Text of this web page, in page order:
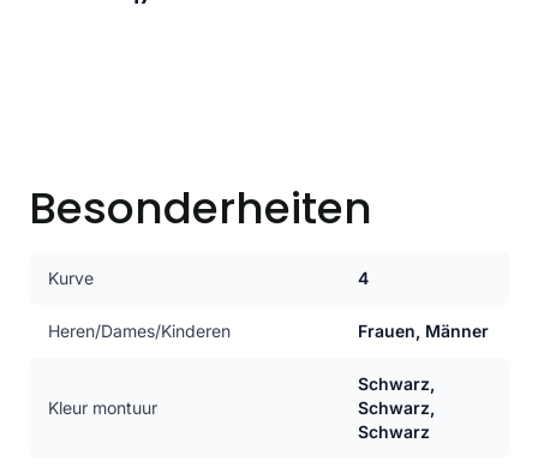
Besonderheiten
Kurve 4
Heren/Dames/Kinderen Frauen, Männer
Kleur montuur
Schwarz,
Schwarz,
Schwarz